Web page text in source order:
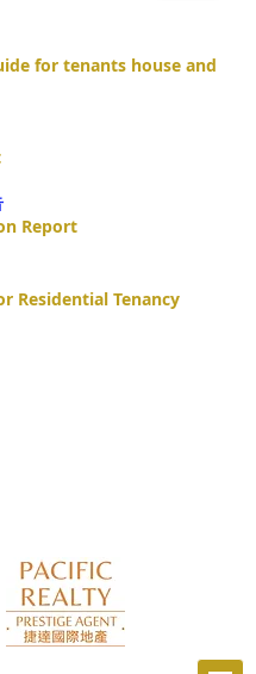
for tenants house and
Report
Residential Tenancy